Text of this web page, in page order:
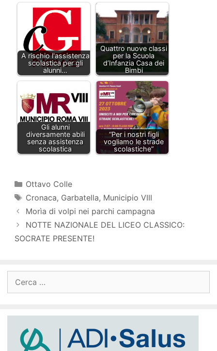
A rischio l'assistenza
scolastica per gli
alunni…
Quattro nuove classi
per la Scuola
d’Infanzia Casa dei
Bimbi
Gli alunni
diversamente abili
senza assistenza
scolastica
“Per i nostri figli
vogliamo le strade
scolastiche”
Categorie
Ottavo Colle
Tag
Cronaca, Garbatella, Municipio VIII
Morìa di volpi nei parchi campagna
NOTTE NAZIONALE DEL LICEO CLASSICO:
SOCRATE PRESENTE!
per: